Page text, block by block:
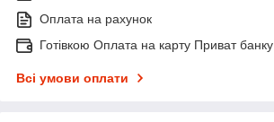
Оплата на рахунок
Готівкою Оплата на карту Приват банку
Всі умови оплати